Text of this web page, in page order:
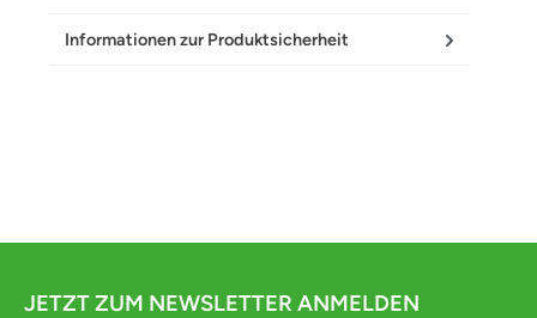
Informationen zur Produktsicherheit
JETZT ZUM NEWSLETTER ANMELDEN